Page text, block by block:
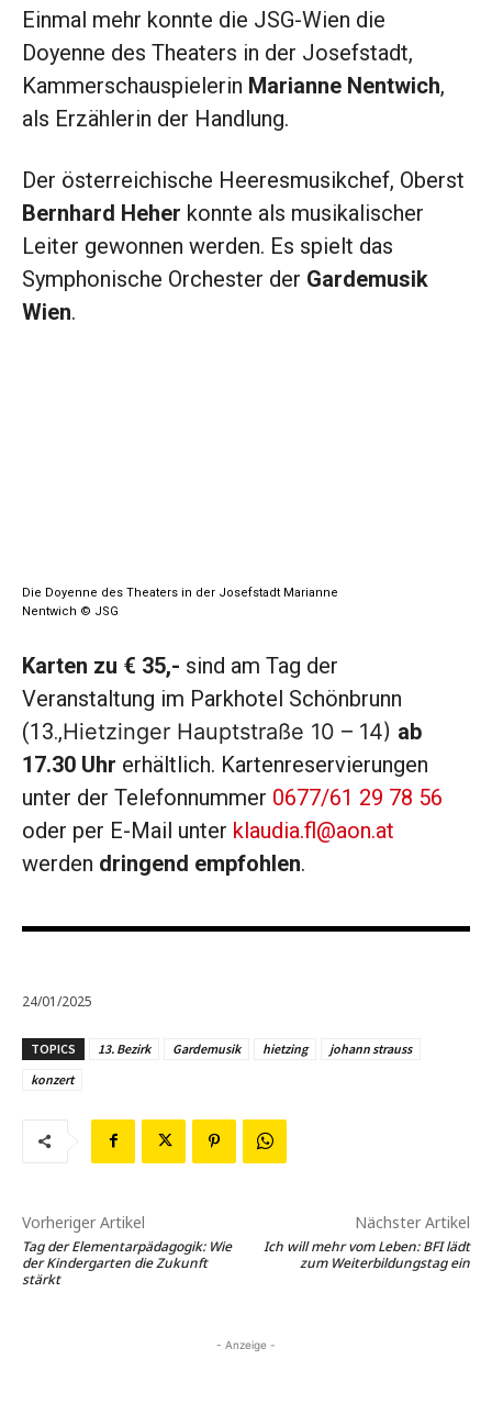
Einmal mehr konnte die JSG-Wien die
Doyenne des Theaters in der Josefstadt,
Kammerschauspielerin Marianne Nentwich,
als Erzählerin der Handlung.
Der österreichische Heeresmusikchef, Oberst
Bernhard Heher konnte als musikalischer
Leiter gewonnen werden. Es spielt das
Symphonische Orchester der Gardemusik
Wien.
Die Doyenne des Theaters in der Josefstadt Marianne
Nentwich © JSG
Karten zu € 35,- sind am Tag der
Veranstaltung im Parkhotel Schönbrunn
(13.,Hietzinger Hauptstraße 10 – 14) ab
17.30 Uhr erhältlich. Kartenreservierungen
unter der Telefonnummer 0677/61 29 78 56
oder per E-Mail unter klaudia.fl@aon.at
werden dringend empfohlen.
24/01/2025
TOPICS 13. Bezirk Gardemusik hietzing
johann strauss
konzert
Vorheriger Artikel
Tag der Elementarpädagogik: Wie
der Kindergarten die Zukunft
stärkt
Nächster Artikel
Ich will mehr vom Leben: BFI lädt
zum Weiterbildungstag ein
- Anzeige -